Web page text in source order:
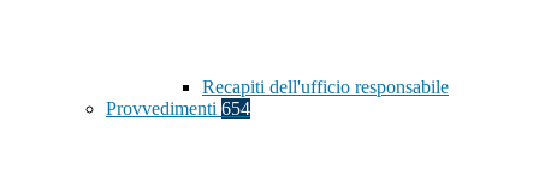
Recapiti dell'ufficio responsabile
Provvedimenti 654